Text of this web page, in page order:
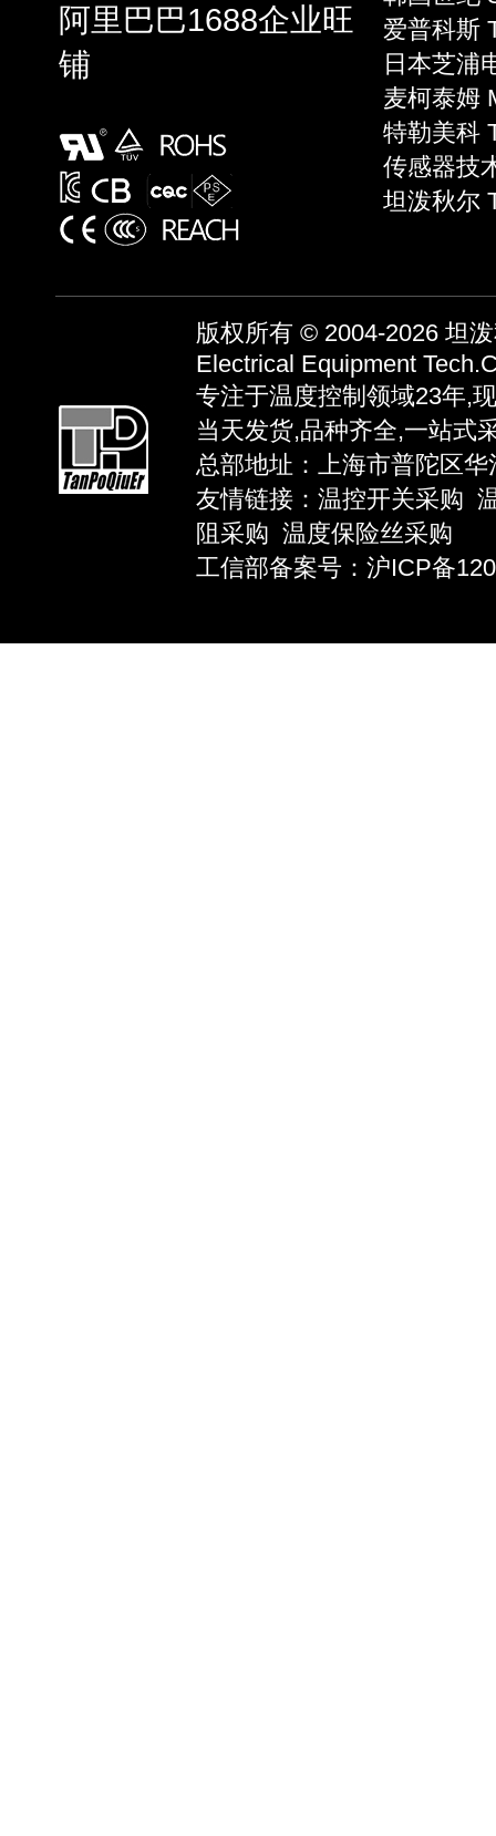
阿里巴巴1688企业旺
铺
爱普科斯
日本芝浦
麦柯泰姆
特勒美科
传感器技
坦泼秋尔
版权所有 © 2004-2026 坦
Electrical Equipment
专注于温度控制领域23年,
当天发货,品种齐全,一站式
总部地址：上海市普陀区
友情链接： 温控开关采购
阻采购 温度保险丝采购
工信部备案号：沪ICP备